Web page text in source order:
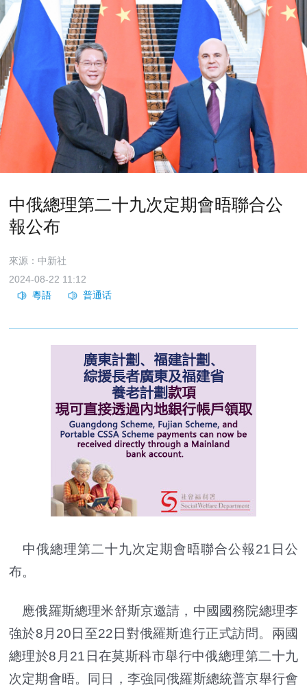
中俄總理第二十九次定期會晤聯合公
報公布
來源：中新社
2024-08-22 11:12
中俄總理第二十九次定期會晤聯合公報21日公
布。
應俄羅斯總理米舒斯京邀請，中國國務院總理李
強於8月20日至22日對俄羅斯進行正式訪問。兩國
總理於8月21日在莫斯科市舉行中俄總理第二十九
次定期會晤。同日，李強同俄羅斯總統普京舉行會